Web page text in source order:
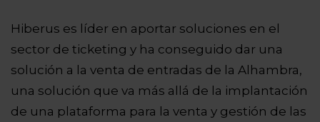
Hiberus es líder en aportar soluciones en el
sector de ticketing y ha conseguido dar una
solución a la venta de entradas de la Alhambra,
una solución que va más allá de la implantación
de una plataforma para la venta y gestión de las